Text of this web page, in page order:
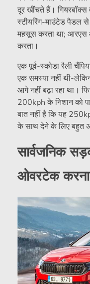
दूर खींचते हैं।
स्टीयरिंग-माउंटेड पैडल से
महसूस करता था; आरएस
करता।
एक पूर्व-स्कोडा रैली
एक समस्या नहीं थी-
आगे नहीं बढ़ा रहा था।
200kph के निशान को
बात नहीं है कि यह
के साथ देने के लिए बहुत
सार्वजनिक
ओवरटेक